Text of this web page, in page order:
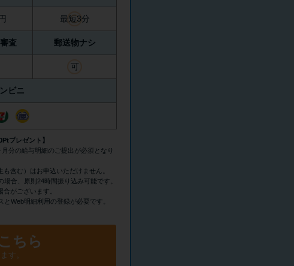
最短3分
査 郵送物ナシ
可
ビニ
プレゼント】
分の給与明細のご提出が必須となり
含む）はお申込いただけません。
合、原則24時間振り込み可能です。
がございます。
Web明細利用の登録が必要です。
ちら
す。